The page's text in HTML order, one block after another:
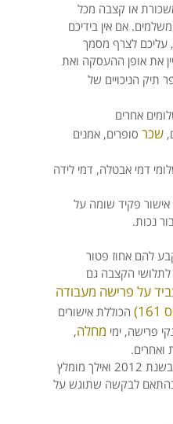
או קצבה מכל
אם אין בידיכם
עליכם לצרף מסמך
את אופן ההעסקה ואת
תיק הניכויים של
אחרים
שכר סופרים, אמנים
דמי אבטלה, דמי לידה
אישור פקיד שומה על
נכות.
להם אחוז פטור
הקצבה גם
על פרישה מעבודה
הכוללת אישורים
פרישה, ימי מחלה,
ואחרים.
מי שהגיע לגיל פרישה בשנת 2012 ואילך מומלץ
בהתאם לבקשה שתוגש על